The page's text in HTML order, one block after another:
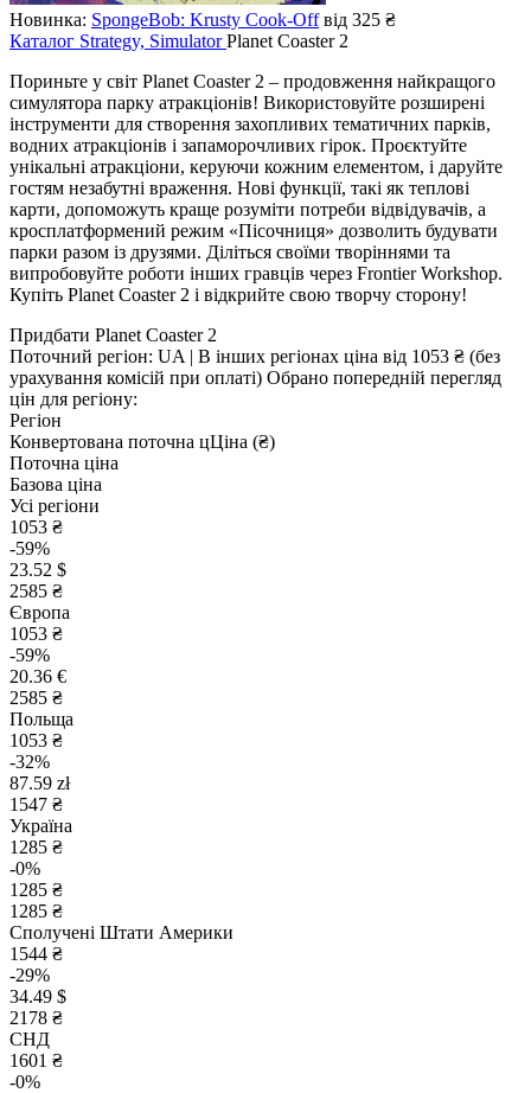
Новинка: SpongeBob: Krusty Cook-Offвід 325 ₴
Каталог Strategy, Simulator Planet Coaster 2
Пориньте у світ Planet Coaster 2 – продовження найкращого
симулятора парку атракціонів! Використовуйте розширені
інструменти для створення захопливих тематичних парків,
водних атракціонів і запаморочливих гірок. Проєктуйте
унікальні атракціони, керуючи кожним елементом, і даруйте
гостям незабутні враження. Нові функції, такі як теплові
карти, допоможуть краще розуміти потреби відвідувачів, а
кросплатформений режим «Пісочниця» дозволить будувати
парки разом із друзями. Діліться своїми творіннями та
випробовуйте роботи інших гравців через Frontier Workshop.
Купіть Planet Coaster 2 і відкрийте свою творчу сторону!
Придбати Planet Coaster 2
Поточний регіон: UA | В інших регіонах ціна від 1053 ₴ (без
урахування комісій при оплаті) Обрано попередній перегляд
цін для регіону:
Регіон
Конвертована поточна цЦіна (₴)
Поточна ціна
Базова ціна
Усі регіони
1053 ₴
-59%
23.52 $
2585 ₴
Європа
1053 ₴
-59%
20.36 €
2585 ₴
Польща
1053 ₴
-32%
87.59 zł
1547 ₴
Україна
1285 ₴
-0%
1285 ₴
1285 ₴
Сполучені Штати Америки
1544 ₴
-29%
34.49 $
2178 ₴
СНД
1601 ₴
-0%